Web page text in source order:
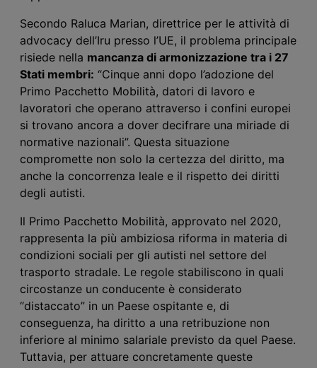
Secondo Raluca Marian, direttrice per le attività di
advocacy dell’Iru presso l’UE, il problema principale
risiede nella mancanza di armonizzazione tra i 27
Stati membri: “Cinque anni dopo l’adozione del
Primo Pacchetto Mobilità, datori di lavoro e
lavoratori che operano attraverso i confini europei
si trovano ancora a dover decifrare una miriade di
normative nazionali”. Questa situazione
compromette non solo la certezza del diritto, ma
anche la concorrenza leale e il rispetto dei diritti
degli autisti.
Il Primo Pacchetto Mobilità, approvato nel 2020,
rappresenta la più ambiziosa riforma in materia di
condizioni sociali per gli autisti nel settore del
trasporto stradale. Le regole stabiliscono in quali
circostanze un conducente è considerato
“distaccato” in un Paese ospitante e, di
conseguenza, ha diritto a una retribuzione non
inferiore al minimo salariale previsto da quel Paese.
Tuttavia, per attuare concretamente queste